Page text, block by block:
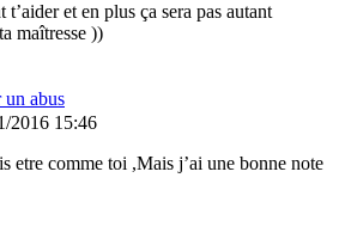
t’aider et en plus ça sera pas autant
maîtresse ))
un abus
2016 15:46
etre comme toi ,Mais j’ai une bonne note